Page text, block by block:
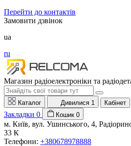
Перейти до контактів
Замовити дзвінок
ua
ru
Магазин радіоелектроніки та
Каталог Дивилися 1 Кабінет
Закладки 0 Кошик 0
м. Київ, вул. Ушинського, 4,
33 К
Телефони: +380678978888